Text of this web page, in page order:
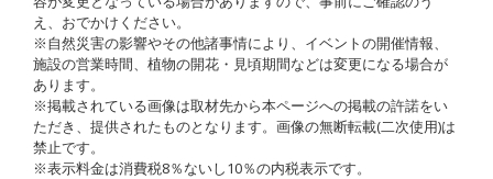
え、おでかけください。
※自然災害の影響やその他諸事情により、イベントの開催情報、
施設の営業時間、植物の開花・見頃期間などは変更になる場合が
あります。
※掲載されている画像は取材先から本ページへの掲載の許諾をい
ただき、提供されたものとなります。画像の無断転載(二次使用)は
禁止です。
※表示料金は消費税8％ないし10％の内税表示です。